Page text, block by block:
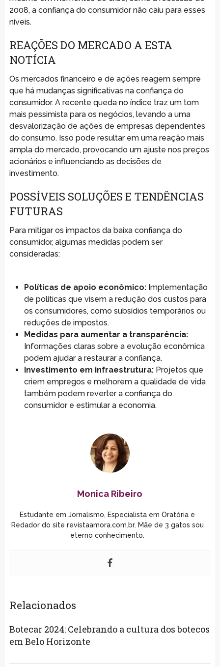
2008, a confiança do consumidor não caiu para esses
níveis.
REAÇÕES DO MERCADO A ESTA
NOTÍCIA
Os mercados financeiro e de ações reagem sempre
que há mudanças significativas na confiança do
consumidor. A recente queda no índice traz um tom
mais pessimista para os negócios, levando a uma
desvalorização de ações de empresas dependentes
do consumo. Isso pode resultar em uma reação mais
ampla do mercado, provocando um ajuste nos preços
acionários e influenciando as decisões de
investimento.
POSSÍVEIS SOLUÇÕES E TENDÊNCIAS
FUTURAS
Para mitigar os impactos da baixa confiança do
consumidor, algumas medidas podem ser
consideradas:
Políticas de apoio econômico:Implementação
de políticas que visem a redução dos custos para
os consumidores, como subsídios temporários ou
reduções de impostos.
Medidas para aumentar a transparência:
Informações claras sobre a evolução econômica
podem ajudar a restaurar a confiança.
Investimento em infraestrutura:Projetos que
criem empregos e melhorem a qualidade de vida
também podem reverter a confiança do
consumidor e estimular a economia.
Monica Ribeiro
Estudante em Jornalismo, Especialista em Oratória e
Redador do site revistaamora.com.br. Mãe de 3 gatos sou
eterno conhecimento.
Relacionados
Botecar 2024: Celebrando a cultura dos botecos
em Belo Horizonte